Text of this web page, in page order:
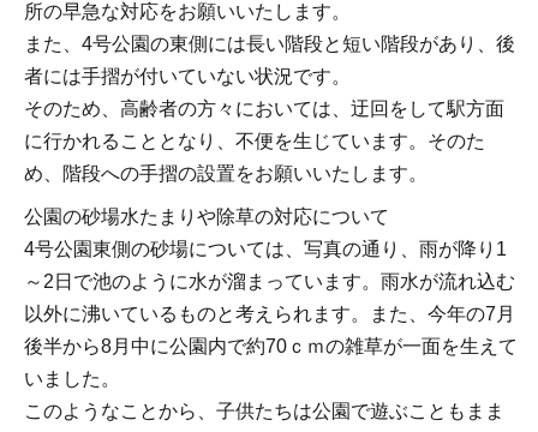
所の早急な対応をお願いいたします。
また、4号公園の東側には長い階段と短い階段があり、後
者には手摺が付いていない状況です。
そのため、高齢者の方々においては、迂回をして駅方面
に行かれることとなり、不便を生じています。そのた
め、階段への手摺の設置をお願いいたします。
公園の砂場水たまりや除草の対応について
4号公園東側の砂場については、写真の通り、雨が降り1
～2日で池のように水が溜まっています。雨水が流れ込む
以外に沸いているものと考えられます。また、今年の7月
後半から8月中に公園内で約70ｃｍの雑草が一面を生えて
いました。
このようなことから、子供たちは公園で遊ぶこともまま